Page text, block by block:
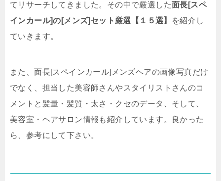
てリサーチしてきました。その中で厳選した面長[スペ
インカール]の[メンズ]セット厳選【１５選】
を紹介し
ていきます。
また、面長[スペインカール]メンズヘアの画像写真だけ
でなく、担当した美容師さんやスタイリストさんのコ
メントと髪量・髪質・太さ・クセのデータ、そして、
美容室・ヘアサロン情報も紹介しています。良かった
ら、参考にして下さい。